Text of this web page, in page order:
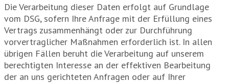
Die Verarbeitung dieser Daten erfolgt auf Grundlage
vom DSG, sofern Ihre Anfrage mit der Erfüllung eines
Vertrags zusammenhängt oder zur Durchführung
vorvertraglicher Maßnahmen erforderlich ist. In allen
übrigen Fällen beruht die Verarbeitung auf unserem
berechtigten Interesse an der effektiven Bearbeitung
der an uns gerichteten Anfragen oder auf Ihrer